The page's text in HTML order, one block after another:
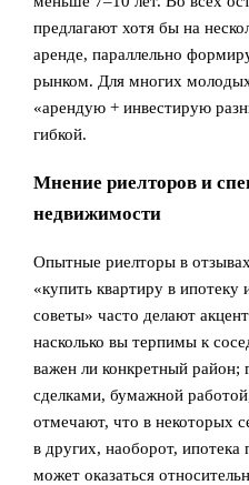
предлагают хотя бы на
аренде, параллельно
рынком. Для многих молодых
«арендую + инвестирую
гибкой.
Мнение риелторов и
недвижимости
Опытные риелторы в
«купить квартиру в
советы» часто делают
насколько вы терпимы к
важен ли конкретный район;
сделками, бумажной
отмечают, что в некоторых
в других, наоборот,
может оказаться